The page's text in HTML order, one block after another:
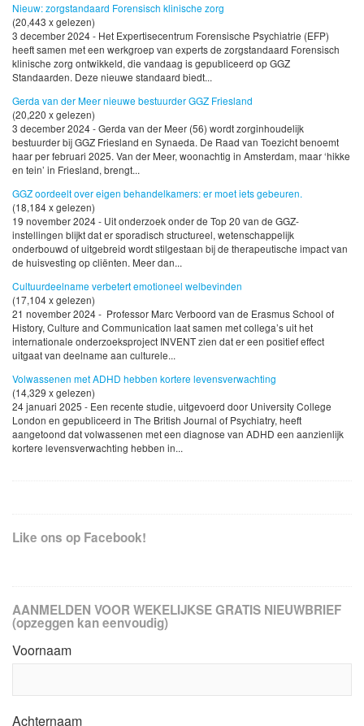
Nieuw: zorgstandaard Forensisch klinische zorg
(20,443 x gelezen)
3 december 2024 - Het Expertisecentrum Forensische Psychiatrie (EFP)
heeft samen met een werkgroep van experts de zorgstandaard Forensisch
klinische zorg ontwikkeld, die vandaag is gepubliceerd op GGZ
Standaarden. Deze nieuwe standaard biedt...
Gerda van der Meer nieuwe bestuurder GGZ Friesland
(20,220 x gelezen)
3 december 2024 - Gerda van der Meer (56) wordt zorginhoudelijk
bestuurder bij GGZ Friesland en Synaeda. De Raad van Toezicht benoemt
haar per februari 2025. Van der Meer, woonachtig in Amsterdam, maar ‘hikke
en tein’ in Friesland, brengt...
GGZ oordeelt over eigen behandelkamers: er moet iets gebeuren.
(18,184 x gelezen)
19 november 2024 - Uit onderzoek onder de Top 20 van de GGZ-
instellingen blijkt dat er sporadisch structureel, wetenschappelijk
onderbouwd of uitgebreid wordt stilgestaan bij de therapeutische impact van
de huisvesting op cliënten. Meer dan...
Cultuurdeelname verbetert emotioneel welbevinden
(17,104 x gelezen)
21 november 2024 - Professor Marc Verboord van de Erasmus School of
History, Culture and Communication laat samen met collega’s uit het
internationale onderzoeksproject INVENT zien dat er een positief effect
uitgaat van deelname aan culturele...
Volwassenen met ADHD hebben kortere levensverwachting
(14,329 x gelezen)
24 januari 2025 - Een recente studie, uitgevoerd door University College
London en gepubliceerd in The British Journal of Psychiatry, heeft
aangetoond dat volwassenen met een diagnose van ADHD een aanzienlijk
kortere levensverwachting hebben in...
Like ons op Facebook!
AANMELDEN VOOR WEKELIJKSE GRATIS NIEUWBRIEF
(opzeggen kan eenvoudig)
Voornaam
Achternaam